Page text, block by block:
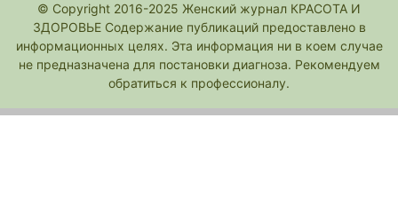
© Copyright 2016-2025 Женский журнал КРАСОТА И
ЗДОРОВЬЕ Содержание публикаций предоставлено в
информационных целях. Эта информация ни в коем случае
не предназначена для постановки диагноза. Рекомендуем
обратиться к профессионалу.